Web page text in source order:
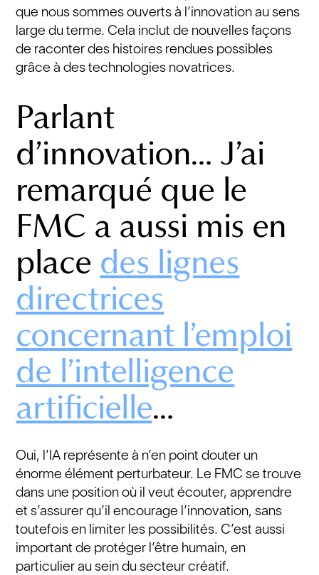
que nous sommes ouverts à l’innovation au sens
large du terme. Cela inclut de nouvelles façons
de raconter des histoires rendues possibles
grâce à des technologies novatrices.
Parlant
d’innovation… J’ai
remarqué que le
FMC a aussi mis en
place des lignes
directrices
concernant l’emploi
de l’intelligence
artificielle…
Oui, l’IA représente à n’en point douter un
énorme élément perturbateur. Le FMC se trouve
dans une position où il veut écouter, apprendre
et s’assurer qu’il encourage l’innovation, sans
toutefois en limiter les possibilités. C’est aussi
important de protéger l’être humain, en
particulier au sein du secteur créatif.